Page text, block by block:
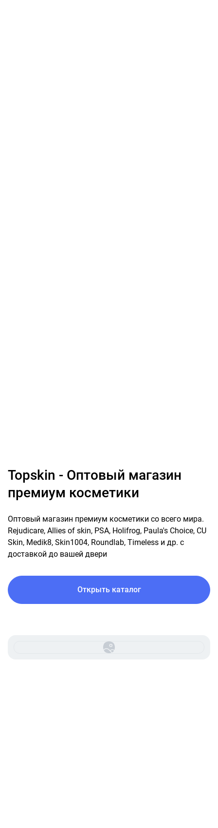
Topskin - Оптовый магазин
премиум косметики
Оптовый магазин премиум косметики со всего мира.
Rejudicare, Allies of skin, PSA, Holifrog, Paula's Choice, CU
Skin, Medik8, Skin1004, Roundlab, Timeless и др. с
доставкой до вашей двери
Открыть каталог